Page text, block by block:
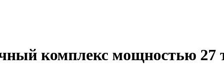
комплекс мощностью